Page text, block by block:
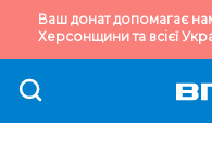
Ваш донат допомагає
Херсонщини та всієї